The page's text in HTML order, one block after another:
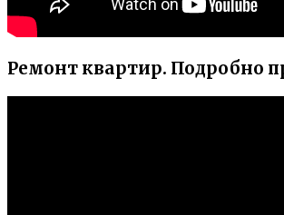
Ремонт квартир. Подробно